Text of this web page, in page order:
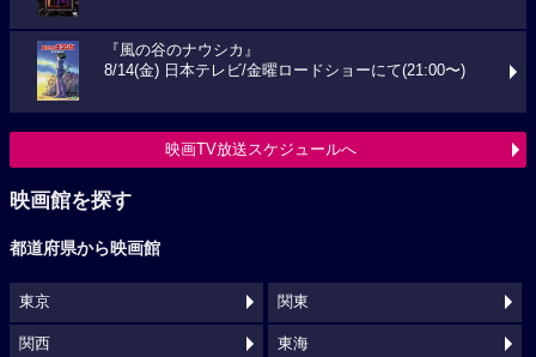
『風の谷のナウシカ』
8/14(金) 日本テレビ/金曜ロードショーにて(21:00〜)
映画TV放送スケジュールへ
映画館を探す
都道府県から映画館
東京 関東
関西 東海